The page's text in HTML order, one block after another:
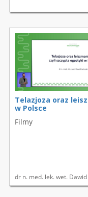
Telazjoza oraz
w Polsce
Filmy
dr n. med. lek. wet. Dawid